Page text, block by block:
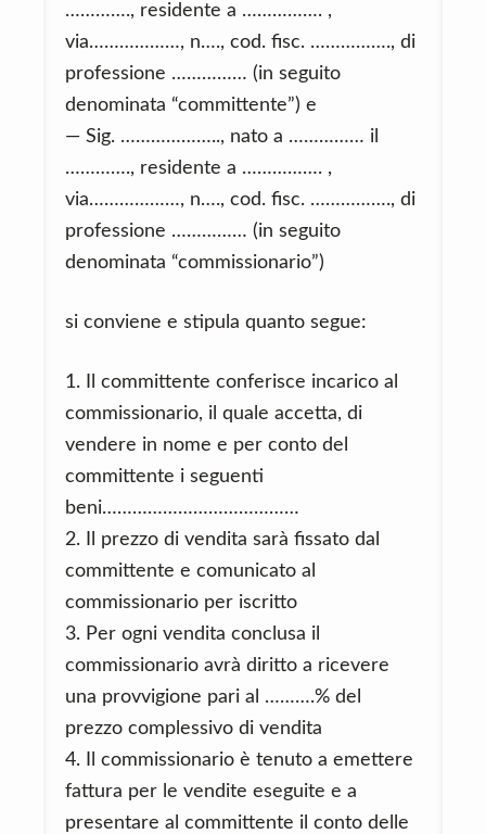
…………., residente a ……………. ,
via………………, n…., cod. fisc. ……………., di
professione …………… (in seguito
denominata “committente”) e
— Sig. ……………….., nato a …………… il
…………., residente a ……………. ,
via………………, n…., cod. fisc. ……………., di
professione …………… (in seguito
denominata “commissionario”)
si conviene e stipula quanto segue:
1. Il committente conferisce incarico al
commissionario, il quale accetta, di
vendere in nome e per conto del
committente i seguenti
beni…………………………………
2. Il prezzo di vendita sarà fissato dal
committente e comunicato al
commissionario per iscritto
3. Per ogni vendita conclusa il
commissionario avrà diritto a ricevere
una provvigione pari al ……….% del
prezzo complessivo di vendita
4. Il commissionario è tenuto a emettere
fattura per le vendite eseguite e a
presentare al committente il conto delle